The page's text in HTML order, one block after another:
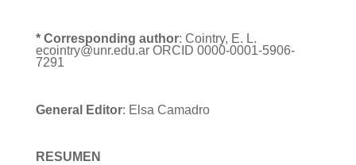
* Corresponding author: Cointry, E. L.
ecointry@unr.edu.ar ORCID 0000-0001-5906-
7291
General Editor: Elsa Camadro
RESUMEN